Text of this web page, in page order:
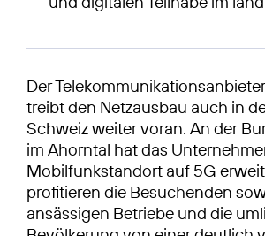
Der
treibt den Netzausbau auch in
Schweiz weiter voran. An der
im Ahorntal hat das
Mobilfunkstandort auf 5G
profitieren die Besuchenden
ansässigen Betriebe und die